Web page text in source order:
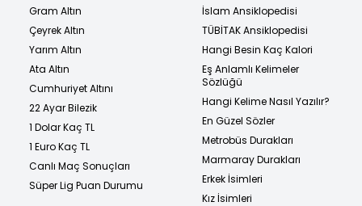
Gram Altın
Çeyrek Altın
Yarım Altın
Ata Altın
Cumhuriyet Altını
22 Ayar Bilezik
1 Dolar Kaç TL
1 Euro Kaç TL
Canlı Maç Sonuçları
Süper Lig Puan Durumu
İslam Ansiklopedisi
TÜBİTAK Ansiklopedisi
Hangi Besin Kaç Kalori
Eş Anlamlı Kelimeler
Sözlüğü
Hangi Kelime Nasıl Yazılır?
En Güzel Sözler
Metrobüs Durakları
Marmaray Durakları
Erkek İsimleri
Kız İsimleri